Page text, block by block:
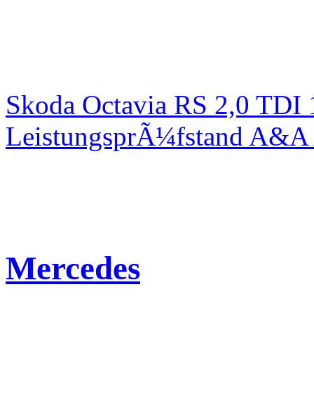
Skoda Octavia RS 2,0
LeistungsprÃ¼fstand
Mercedes